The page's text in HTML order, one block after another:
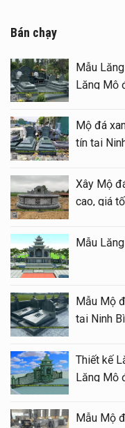
Bán chạy
Mẫu
Lăng Mộ
Mộ đá
tín tại
Xây Mộ
cao, giá
Mẫu
Mẫu Mộ
tại Ninh
Thiết kế
Lăng Mộ
Mẫu Mộ